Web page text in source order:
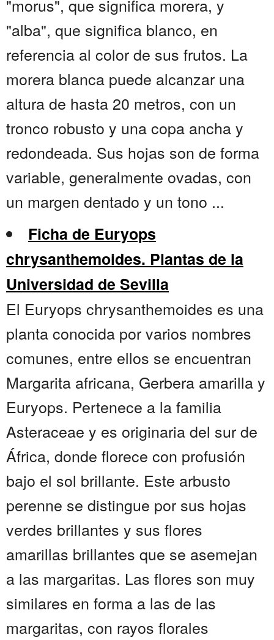
"morus", que significa morera, y
"alba", que significa blanco, en
referencia al color de sus frutos. La
morera blanca puede alcanzar una
altura de hasta 20 metros, con un
tronco robusto y una copa ancha y
redondeada. Sus hojas son de forma
variable, generalmente ovadas, con
un margen dentado y un tono ...
Ficha de Euryops
chrysanthemoides. Plantas de la
Universidad de Sevilla
El Euryops chrysanthemoides es una
planta conocida por varios nombres
comunes, entre ellos se encuentran
Margarita africana, Gerbera amarilla y
Euryops. Pertenece a la familia
Asteraceae y es originaria del sur de
África, donde florece con profusión
bajo el sol brillante. Este arbusto
perenne se distingue por sus hojas
verdes brillantes y sus flores
amarillas brillantes que se asemejan
a las margaritas. Las flores son muy
similares en forma a las de las
margaritas, con rayos florales